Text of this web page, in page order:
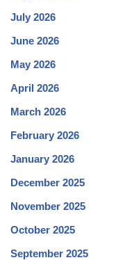
July 2026
June 2026
May 2026
April 2026
March 2026
February 2026
January 2026
December 2025
November 2025
October 2025
September 2025